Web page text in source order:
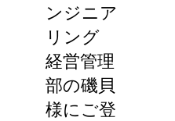
ンジニア
リング
経営管理
部の磯貝
様にご登